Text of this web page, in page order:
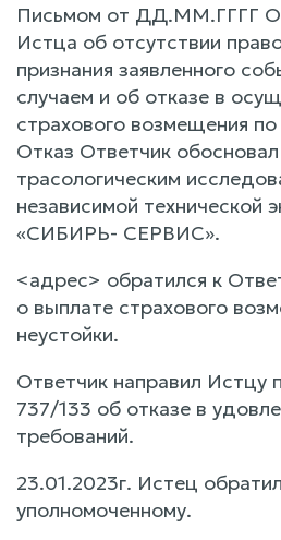
Письмом от ДД.ММ.ГГГГ
Истца об отсутствии
признания заявленного
случаем и об отказе в
страхового возмещения
Отказ Ответчик
трасологическим
независимой технической
«СИБИРЬ- СЕРВИС».
<адрес> обратился к
о выплате страхового
неустойки.
Ответчик направил Истцу
737/133 об отказе в
требований.
23.01.2023г. Истец
уполномоченному.